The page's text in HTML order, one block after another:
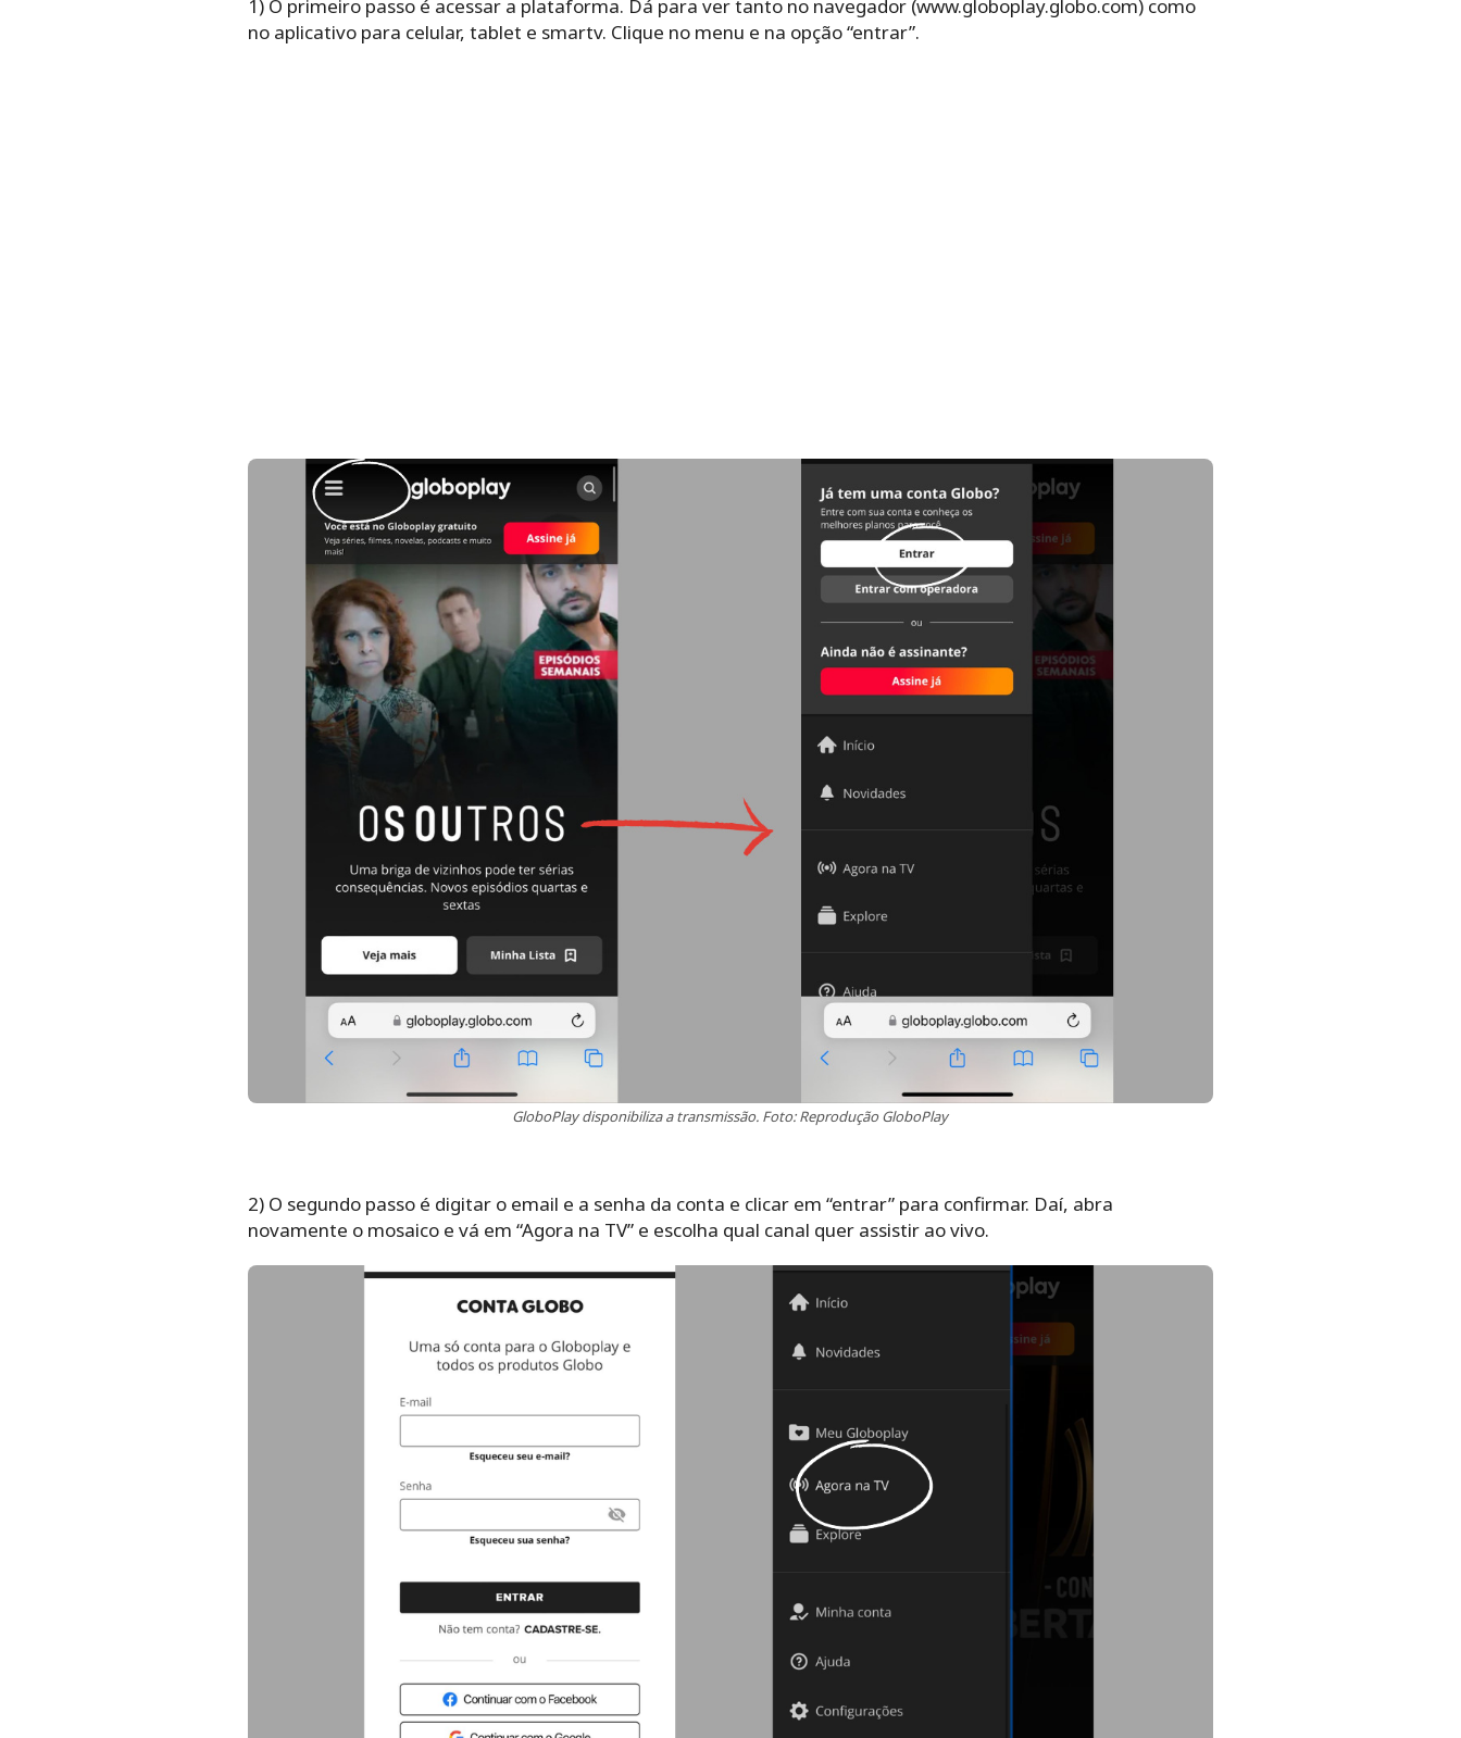
1) O primeiro passo é acessar a plataforma. Dá para ver tanto no navegador (www.globoplay.globo.com) como
no aplicativo para celular, tablet e smartv. Clique no menu e na opção “entrar”.
GloboPlay disponibiliza a transmissão. Foto: Reprodução GloboPlay
2) O segundo passo é digitar o email e a senha da conta e clicar em “entrar” para confirmar. Daí, abra
novamente o mosaico e vá em “Agora na TV” e escolha qual canal quer assistir ao vivo.